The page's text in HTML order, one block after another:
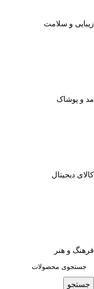
زیبایی و سلامت
مد و پوشاک
کالای دیجیتال
فرهنگ و هنر
جستجو